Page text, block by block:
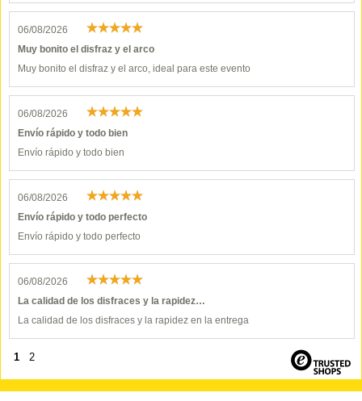
06/08/2026
Muy bonito el disfraz y el arco
Muy bonito el disfraz y el arco, ideal para este evento
06/08/2026
Envío rápido y todo bien
Envío rápido y todo bien
06/08/2026
Envío rápido y todo perfecto
Envío rápido y todo perfecto
06/08/2026
La calidad de los disfraces y la rapidez…
La calidad de los disfraces y la rapidez en la entrega
1 2